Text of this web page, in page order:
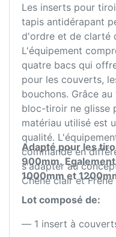
Les inserts pour
tapis antidérapant
d'ordre et de clarté
L'équipement
quatre bacs qui
pour les couverts,
bouchons. Grâce
bloc-tiroir ne glisse
matériau utilisé est
qualité.
commandé en
s'adapter au
Chêne clair et Frêne
Adapté pour les
900mm.
1000mm et
Lot composé de:
— 1 insert à